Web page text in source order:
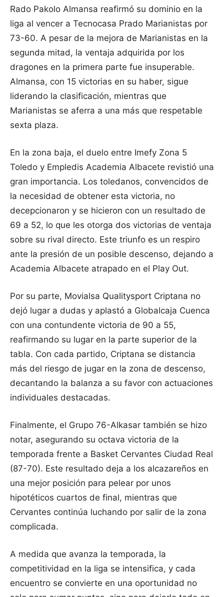
Rado Pakolo Almansa reafirmó su dominio en la
liga al vencer a Tecnocasa Prado Marianistas por
73-60. A pesar de la mejora de Marianistas en la
segunda mitad, la ventaja adquirida por los
dragones en la primera parte fue insuperable.
Almansa, con 15 victorias en su haber, sigue
liderando la clasificación, mientras que
Marianistas se aferra a una más que respetable
sexta plaza.
En la zona baja, el duelo entre Imefy Zona 5
Toledo y Empledis Academia Albacete revistió una
gran importancia. Los toledanos, convencidos de
la necesidad de obtener esta victoria, no
decepcionaron y se hicieron con un resultado de
69 a 52, lo que les otorga dos victorias de ventaja
sobre su rival directo. Este triunfo es un respiro
ante la presión de un posible descenso, dejando a
Academia Albacete atrapado en el Play Out.
Por su parte, Movialsa Qualitysport Criptana no
dejó lugar a dudas y aplastó a Globalcaja Cuenca
con una contundente victoria de 90 a 55,
reafirmando su lugar en la parte superior de la
tabla. Con cada partido, Criptana se distancia
más del riesgo de jugar en la zona de descenso,
decantando la balanza a su favor con actuaciones
individuales destacadas.
Finalmente, el Grupo 76-Alkasar también se hizo
notar, asegurando su octava victoria de la
temporada frente a Basket Cervantes Ciudad Real
(87-70). Este resultado deja a los alcazareños en
una mejor posición para pelear por unos
hipotéticos cuartos de final, mientras que
Cervantes continúa luchando por salir de la zona
complicada.
A medida que avanza la temporada, la
competitividad en la liga se intensifica, y cada
encuentro se convierte en una oportunidad no